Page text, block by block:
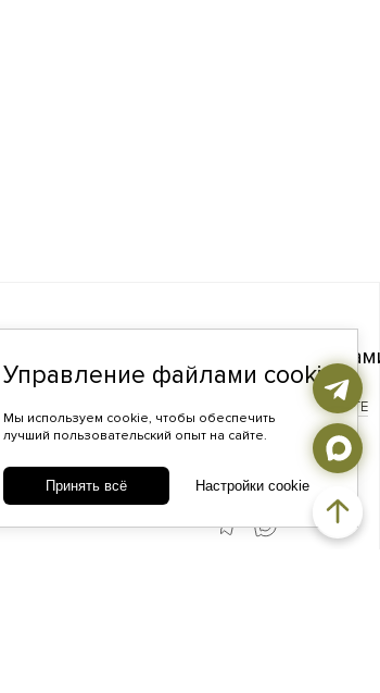
Связаться с
ВКОНТАКТЕ
ADDA@ADDAGEMS.RU
8 (968) 358-09-90
Управление файлами cookie
Мы используем cookie, чтобы обеспечить
лучший пользовательский опыт на сайте.
Принять всё Настройки cookie